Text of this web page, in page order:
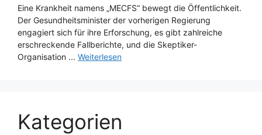
Eine Krankheit namens „MECFS“ bewegt die Öffentlichkeit.
Der Gesundheitsminister der vorherigen Regierung
engagiert sich für ihre Erforschung, es gibt zahlreiche
erschreckende Fallberichte, und die Skeptiker-
Organisation ... Weiterlesen
Kategorien